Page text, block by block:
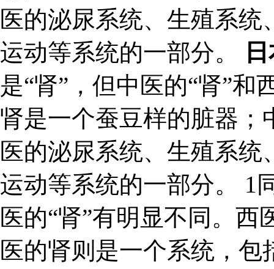
医的泌尿系统、生殖系
运动等系统的一部分。
是“肾”，但中医的“肾”和
肾是一个蚕豆样的脏器；
医的泌尿系统、生殖系
运动等系统的一部分。 1
医的“肾”有明显不同。
医的肾则是一个系统，